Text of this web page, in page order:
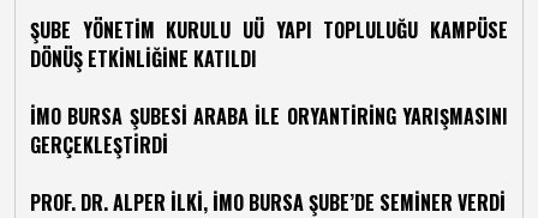
ŞUBE YÖNETİM KURULU UÜ YAPI TOPLULUĞU KAMPÜSE
DÖNÜŞ ETKİNLİĞİNE KATILDI
İMO BURSA ŞUBESİ ARABA İLE ORYANTİRİNG YARIŞMASINI
GERÇEKLEŞTİRDİ
PROF. DR. ALPER İLKİ, İMO BURSA ŞUBE’DE SEMİNER VERDİ